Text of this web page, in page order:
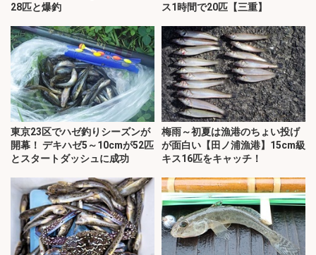
28匹と爆釣
ス1時間で20匹【三重】
東京23区でハゼ釣りシーズンが
開幕！ デキハゼ5～10cmが52匹
とスタートダッシュに成功
梅雨～初夏は漁港のちょい投げ
が面白い【田ノ浦漁港】15cm級
キス16匹をキャッチ！